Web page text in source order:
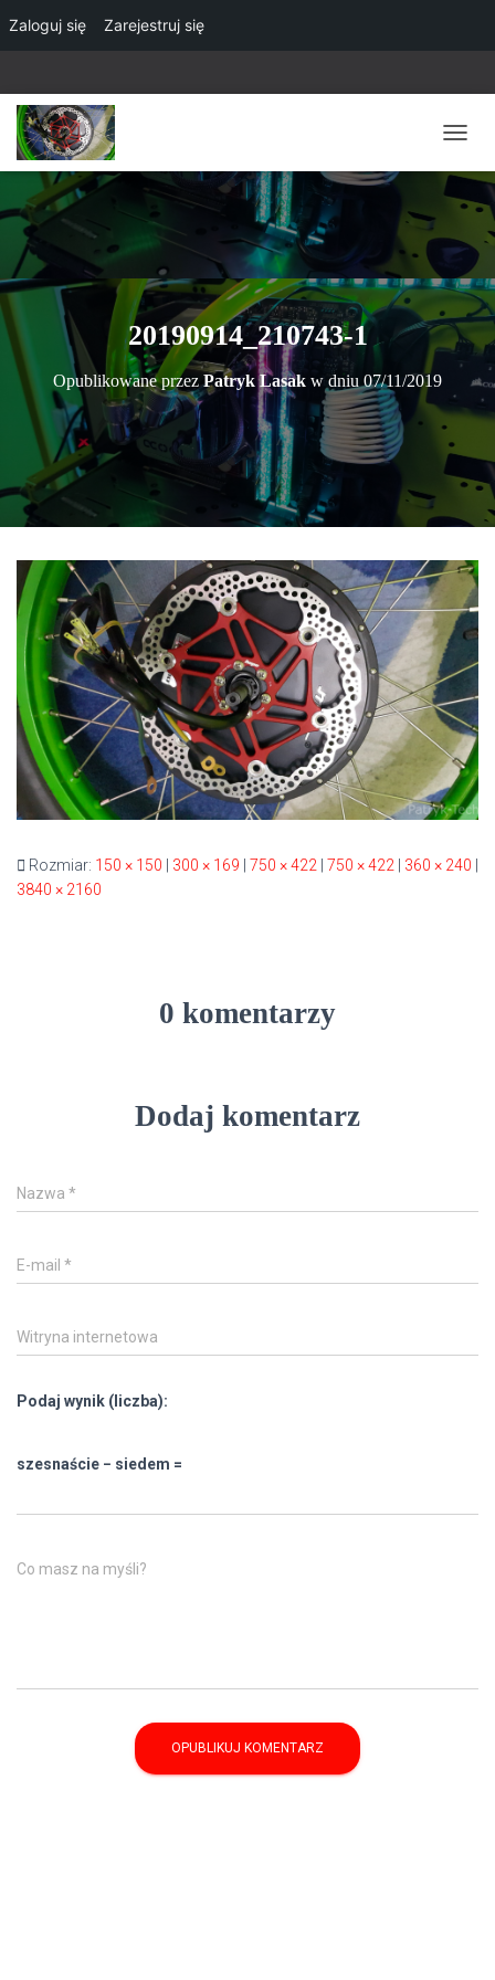
Zaloguj się Zarejestruj się
R
E
Ą
C
Z
N
A
G
C
Ę
20190914_210743-1
Opublikowane przezPatryk Lasak w dniu 07/11/2019
Rozmiar: 150 × 150 300 × 169 750 × 422 750 × 422 360 × 240
3840 × 2160
0 komentarzy
Dodaj komentarz
Nazwa *
E-mail *
Witryna internetowa
Podaj wynik (liczba):
szesnaście − siedem =
Co masz na myśli?